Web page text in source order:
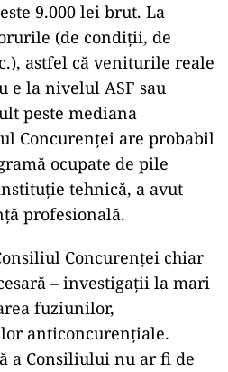
9.000 lei brut. La
(de condiții, de
astfel că veniturile reale
e la nivelul ASF sau
peste mediana
Concurenței are probabil
ocupate de pile
tehnică, a avut
profesională.
Concurenței chiar
– investigații la mari
fuziunilor,
anticoncurențiale.
a Consiliului nu ar fi de